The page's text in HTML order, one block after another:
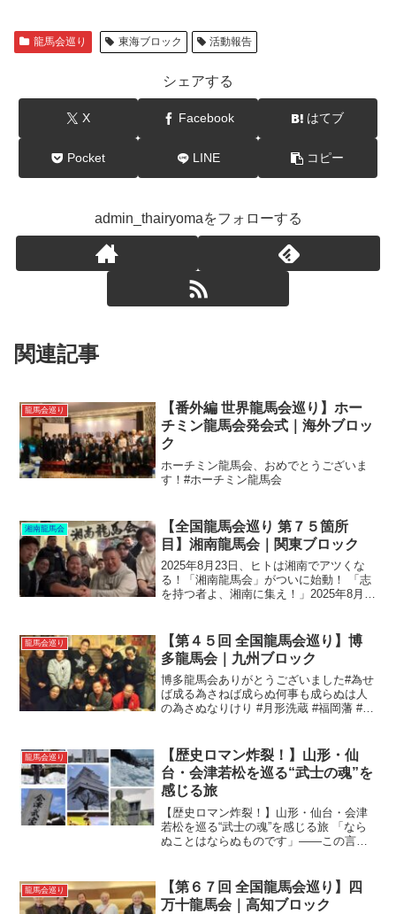
龍馬会巡り 東海ブロック 活動報告
シェアする
X Facebook はてブ
Pocket LINE コピー
admin_thairyomaをフォローする
関連記事
龍馬会巡り
【番外編 世界龍馬会巡り】ホー
チミン龍馬会発会式｜海外ブロッ
ク
ホーチミン龍馬会、おめでとうございま
す！#ホーチミン龍馬会
湘南龍馬会
【全国龍馬会巡り 第７５箇所
目】湘南龍馬会｜関東ブロック
2025年8月23日、ヒトは湘南でアツくな
る！「湘南龍馬会」がついに始動！ 「志
を持つ者よ、湘南に集え！」2025年8月
ち寄せる湘南。そこに集うのは、時代を
超えて「龍...
龍馬会巡り
【第４５回 全国龍馬会巡り】博
多龍馬会｜九州ブロック
博多龍馬会ありがとうございました#為せ
ば成る為さねば成らぬ何事も成らぬは人
の為さぬなりけり #月形洗蔵 #福岡藩 #科
前勤王党 #大宰府 #少林寺 #中洲 ...
龍馬会巡り
【歴史ロマン炸裂！】山形・仙
台・会津若松を巡る“武士の魂”を
感じる旅
【歴史ロマン炸裂！】山形・仙台・会津
若松を巡る“武士の魂”を感じる旅 「なら
ぬことはならぬものです」——この言葉
節。武士道を貫いた会津の魂を象徴する
言葉です。今回、私は...
龍馬会巡り
【第６７回 全国龍馬会巡り】四
万十龍馬会｜高知ブロック